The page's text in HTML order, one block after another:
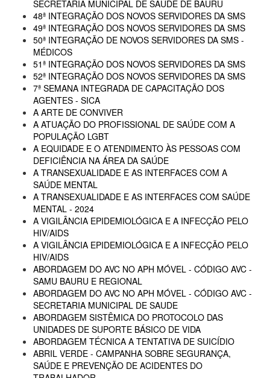
SECRETÁRIA MUNICIPAL DE SAÚDE DE BAURU
48ª INTEGRAÇÃO DOS NOVOS SERVIDORES DA SMS
49ª INTEGRAÇÃO DOS NOVOS SERVIDORES DA SMS
50ª INTEGRAÇÃO DE NOVOS SERVIDORES DA SMS -
MÉDICOS
51ª INTEGRAÇÃO DOS NOVOS SERVIDORES DA SMS
52ª INTEGRAÇÃO DOS NOVOS SERVIDORES DA SMS
7ª SEMANA INTEGRADA DE CAPACITAÇÃO DOS
AGENTES - SICA
A ARTE DE CONVIVER
A ATUAÇÃO DO PROFISSIONAL DE SAÚDE COM A
POPULAÇÃO LGBT
A EQUIDADE E O ATENDIMENTO ÀS PESSOAS COM
DEFICIÊNCIA NA ÁREA DA SAÚDE
A TRANSEXUALIDADE E AS INTERFACES COM A
SAÚDE MENTAL
A TRANSEXUALIDADE E AS INTERFACES COM SAÚDE
MENTAL - 2024
A VIGILÂNCIA EPIDEMIOLÓGICA E A INFECÇÃO PELO
HIV/AIDS
A VIGILÂNCIA EPIDEMIOLÓGICA E A INFECÇÃO PELO
HIV/AIDS
ABORDAGEM DO AVC NO APH MÓVEL - CÓDIGO AVC -
SAMU BAURU E REGIONAL
ABORDAGEM DO AVC NO APH MÓVEL - CÓDIGO AVC -
SECRETARIA MUNICIPAL DE SAUDE
ABORDAGEM SISTÊMICA DO PROTOCOLO DAS
UNIDADES DE SUPORTE BÁSICO DE VIDA
ABORDAGEM TÉCNICA A TENTATIVA DE SUICÍDIO
ABRIL VERDE - CAMPANHA SOBRE SEGURANÇA,
SAÚDE E PREVENÇÃO DE ACIDENTES DO